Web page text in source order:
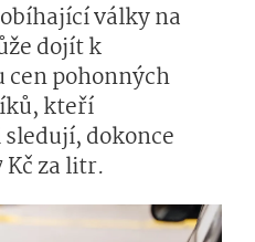
války na
dojít k
pohonných
kteří
dokonce
Kč za litr.